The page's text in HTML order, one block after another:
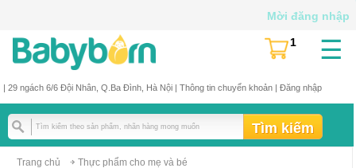
| 29 ngách 6/6 Đội Nhân, Q.Ba Đình, Hà Nội | Thông tin chuyển khoản| Đăng nhập
☰
(
1
Mời đăng nhập
Trang chủ
Thực phẩm cho mẹ và bé